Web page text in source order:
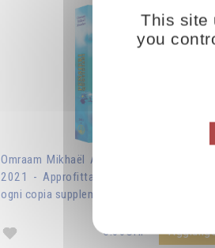
Omraam Mikhaël Aïvanhov Pensieri
2021 - Approfitta dello sconto di 2 CHF
ogni copia supplementare aggiunta
5.00CHF
This site
you